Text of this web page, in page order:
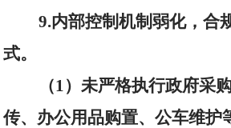
9.内部控制机制弱化，合
式。
（1）未严格执行政府采
传、办公用品购置、公车维护